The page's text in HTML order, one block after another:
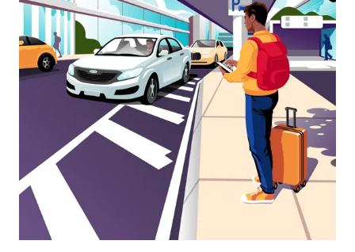
calendario
selecciona
una
fecha.
Presiona
calendario.